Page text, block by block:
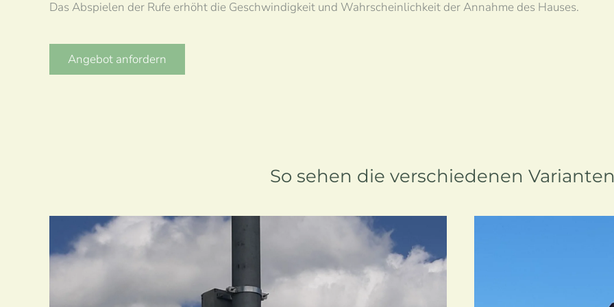
Das Abspielen der Rufe erhöht die Geschwindigkeit und Wahrscheinlichkeit der Annahme des Hauses.
Angebot anfordern
So sehen die verschiedenen